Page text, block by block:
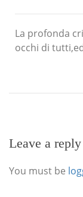
La profonda
occhi di
Leave a reply
You must be